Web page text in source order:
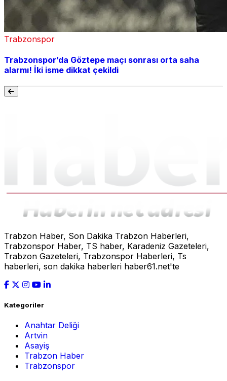
Trabzonspor
Trabzonspor’da Göztepe maçı sonrası orta saha
alarmı! İki isme dikkat çekildi
Trabzon Haber, Son Dakika Trabzon Haberleri,
Trabzonspor Haber, TS haber, Karadeniz Gazeteleri,
Trabzon Gazeteleri, Trabzonspor Haberleri, Ts
haberleri, son dakika haberleri haber61.net'te
Kategoriler
Anahtar Deliği
Artvin
Asayiş
Trabzon Haber
Trabzonspor